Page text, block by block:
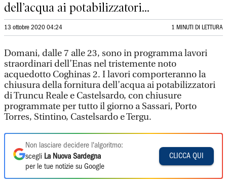
dell’acqua ai potabilizzatori...
13 ottobre 2020 04:24 1 MINUTI DI LETTURA
Domani, dalle 7 alle 23, sono in programma lavori
straordinari dell’Enas nel tristemente noto
acquedotto Coghinas 2. I lavori comporteranno la
chiusura della fornitura dell’acqua ai potabilizzatori
di Truncu Reale e Castelsardo, con chiusure
programmate per tutto il giorno a Sassari, Porto
Torres, Stintino, Castelsardo e Tergu.
Non lasciare decidere l'algoritmo:
scegli La Nuova Sardegna
per le tue notizie su Google
CLICCA QUI